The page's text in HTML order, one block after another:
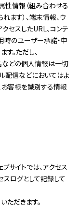
性情報（組み合わせる
ます）、端末情報、ウ
セスしたURL、コンテ
時のユーザー承諾・申
。ただし、
などの個人情報は一切
配信などにおいてはよ
お客様を識別する情報
サイトでは、アクセス
ログとして記録して
ただきます。